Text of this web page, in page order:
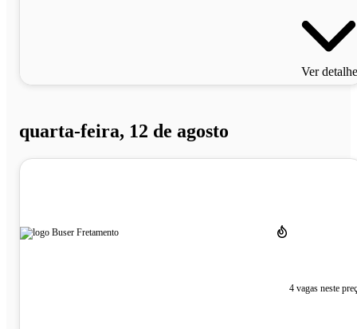
Ver
quarta-feira, 12 de agosto
4 vagas neste